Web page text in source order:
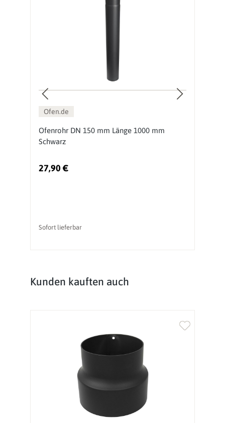
Ofen.de
Ofenrohr DN 150 mm Länge 1000 mm
Schwarz
27,90 €
Sofort lieferbar
Produktgalerie überspringen
Kunden kauften auch